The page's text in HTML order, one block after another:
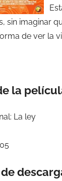
sin imaginar
de ver la
la
La ley